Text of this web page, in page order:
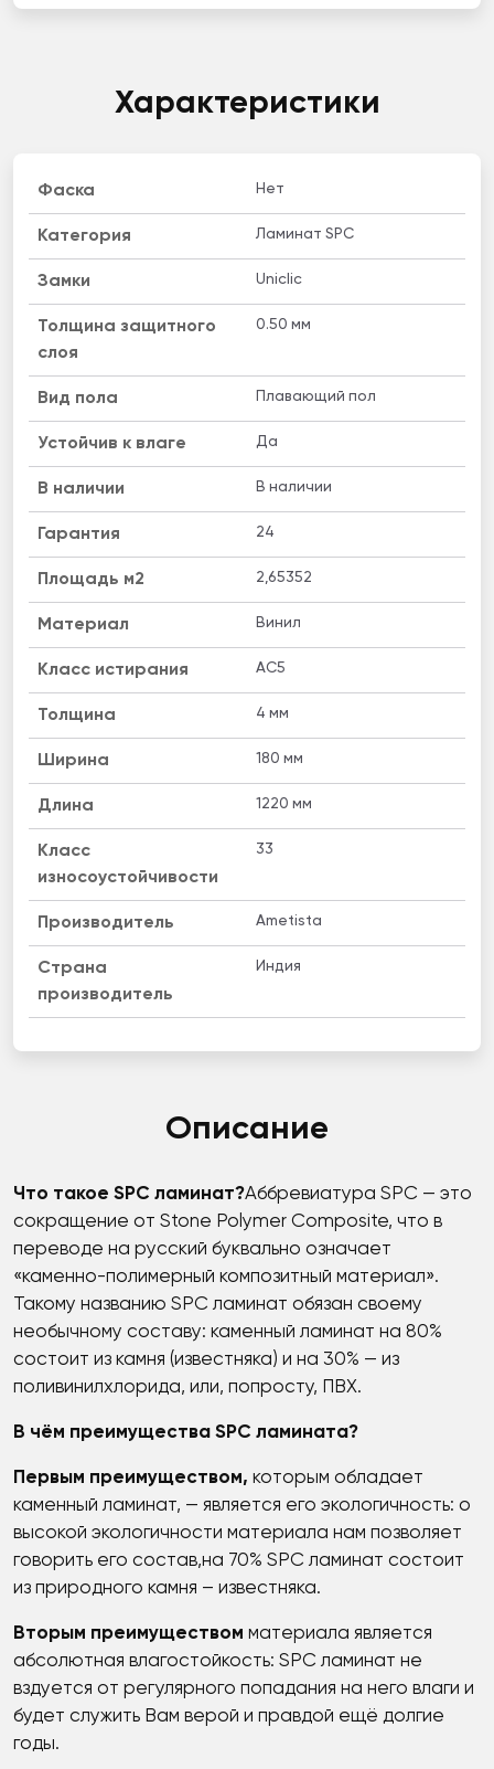
Характеристики
Фаска Нет
Категория Ламинат SPC
Замки Uniclic
Толщина защитного
слоя
0.50 мм
Вид пола Плавающий пол
Устойчив к влаге Да
B наличии В наличии
Гарантия 24
Площадь м2 2,65352
Материал Винил
Класс истирания AC5
Толщина 4 мм
Ширина 180 мм
Длина 1220 мм
Класс
износоустойчивости
33
Производитель Ametista
Страна
производитель
Индия
Описание
Что такое SPC ламинат?Аббревиатура SPC — это
сокращение от Stone Polymer Composite, что в
переводе на русский буквально означает
«каменно-полимерный композитный материал».
Такому названию SPC ламинат обязан своему
необычному составу: каменный ламинат на 80%
состоит из камня (известняка) и на 30% — из
поливинилхлорида, или, попросту, ПВХ.
В чём преимущества SPC ламината?
Первым преимуществом, которым обладает
каменный ламинат, — является его экологичность: о
высокой экологичности материала нам позволяет
говорить его состав,на 70% SPC ламинат состоит
из природного камня – известняка.
Вторым преимуществом материала является
абсолютная влагостойкость: SPC ламинат не
вздуется от регулярного попадания на него влаги и
будет служить Вам верой и правдой ещё долгие
годы.